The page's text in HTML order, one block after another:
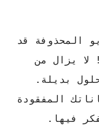
المحذوفة قد
لا يزال من
بديلة.
المفقودة
فيها.